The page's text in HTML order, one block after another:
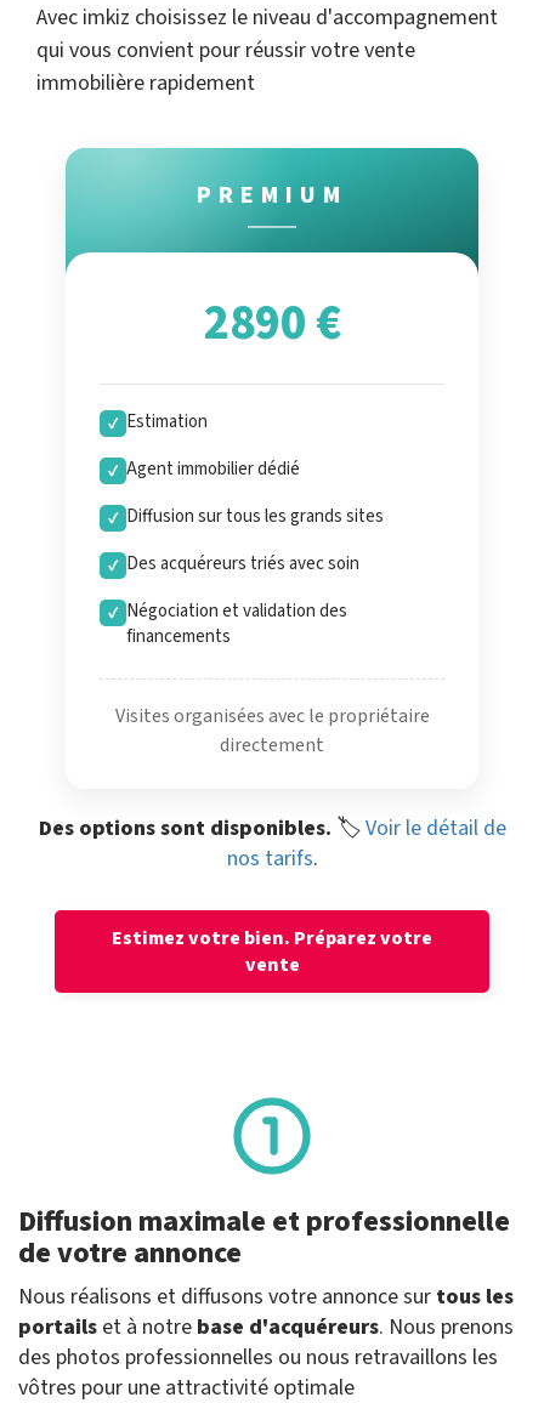
Avec imkiz choisissez le niveau d'accompagnement
qui vous convient pour réussir votre vente
immobilière rapidement
PREMIUM
2890 €
✓ Estimation
✓ Agent immobilier dédié
✓ Diffusion sur tous les grands sites
✓ Des acquéreurs triés avec soin
✓ Négociation et validation des
financements
Visites organisées avec le propriétaire
directement
Des options sont disponibles. 🏷️Voir le détail de
nos tarifs.
Estimez votre bien. Préparez votre
vente
Diffusion maximale et professionnelle
de votre annonce
Nous réalisons et diffusons votre annonce sur tous les
portails et à notre base d'acquéreurs. Nous prenons
des photos professionnelles ou nous retravaillons les
vôtres pour une attractivité optimale